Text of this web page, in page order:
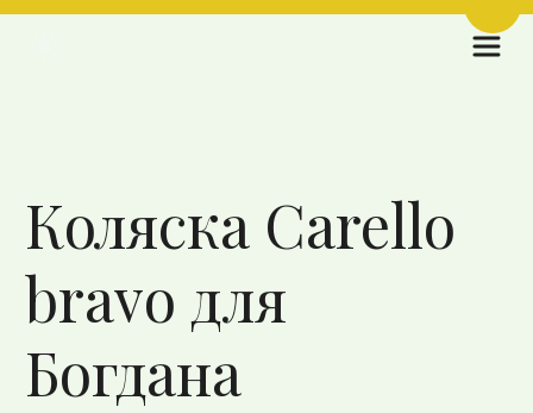
Коляска Carello
bravo для
Богдана